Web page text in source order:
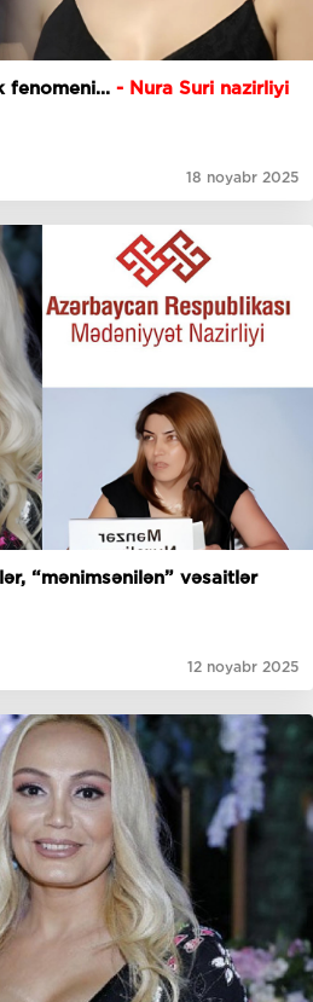
fenomeni... - Nura Suri nazirliyi
18 noyabr 2025
“mənimsənilən” vəsaitlər
12 noyabr 2025